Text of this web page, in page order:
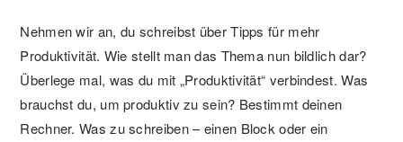
Nehmen wir an, du schreibst über Tipps für mehr
Produktivität. Wie stellt man das Thema nun bildlich dar?
Überlege mal, was du mit „Produktivität“ verbindest. Was
brauchst du, um produktiv zu sein? Bestimmt deinen
Rechner. Was zu schreiben – einen Block oder ein